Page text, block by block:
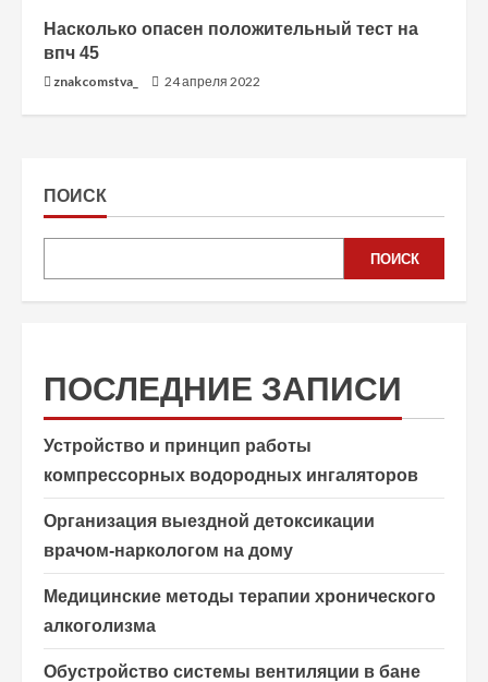
Насколько опасен положительный тест на
впч 45
znakcomstva_ 24 апреля 2022
ПОИСК
ПОИСК
ПОСЛЕДНИЕ ЗАПИСИ
Устройство и принцип работы
компрессорных водородных ингаляторов
Организация выездной детоксикации
врачом-наркологом на дому
Медицинские методы терапии хронического
алкоголизма
Обустройство системы вентиляции в бане